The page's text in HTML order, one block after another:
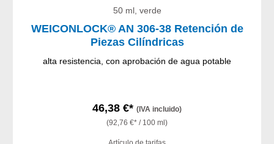
50 ml, verde
WEICONLOCK® AN 306-38 Retención de
Piezas Cilíndricas
alta resistencia, con aprobación de agua potable
46,38 €* (IVA incluido)
(92,76 €* / 100 ml)